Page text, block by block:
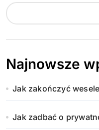
Najnowsze
Jak zakończyć
Jak zadbać o